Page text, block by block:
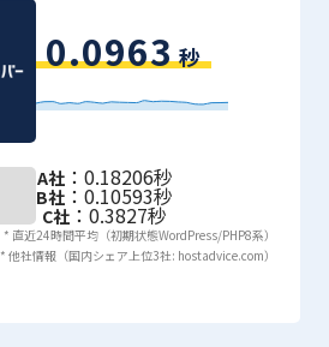
0.0963秒
A社：0.18206秒
B社 ：0.10593秒
C社 ：0.3827秒
* 直近24時間平均（初期状態WordPress/PHP8系）
* 他社情報（国内シェア上位3社: hostadvice.com）